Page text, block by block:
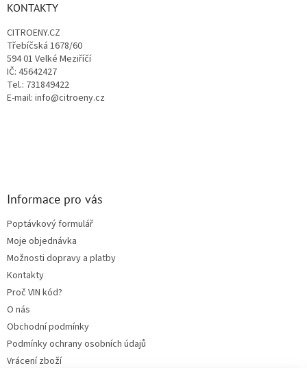
KONTAKTY
CITROENY.CZ
Třebíčská 1678/60
594 01 Velké Meziříčí
IČ: 45642427
Tel.: 731849422
E-mail: info@citroeny.cz
Informace pro vás
Poptávkový formulář
Moje objednávka
Možnosti dopravy a platby
Kontakty
Proč VIN kód?
O nás
Obchodní podmínky
Podmínky ochrany osobních údajů
Vrácení zboží